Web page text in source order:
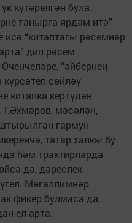
күтәрелгән була.
танырга ярдәм итә”
исә “китаптагы рәсемнәр
дип рәсем
“әйбернең
сөйләү
китапка кертүдән
мәсәлән,
гармун
татар халкы бу
hәм трактирларда
дә, дәреслек
Мөгаллимнәр
фикер булмаса да,
ел арта.